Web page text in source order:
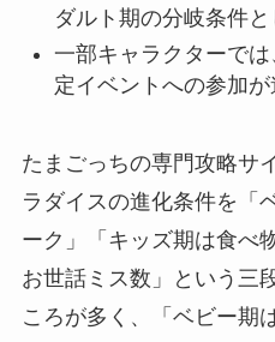
ダルト期の分岐条件
一部キャラクターで
定イベントへの参加
たまごっちの専門攻略サ
ラダイスの進化条件を「
ーク」「キッズ期は食べ
お世話ミス数」という三
ころが多く、「ベビー期